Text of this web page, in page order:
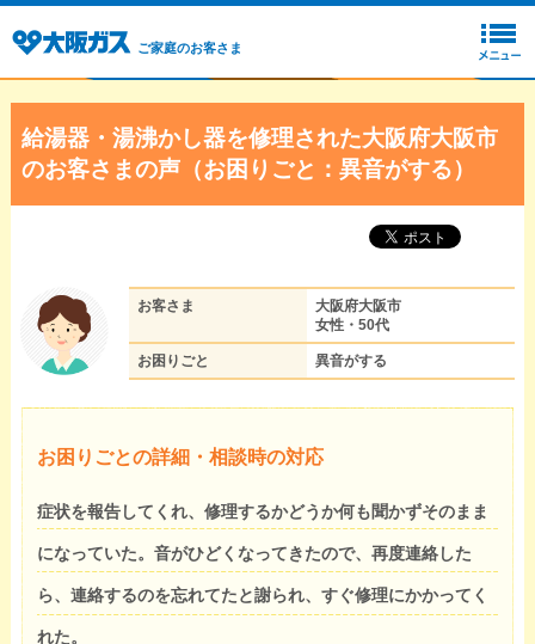
ご家庭のお客さま
給湯器・湯沸かし器を修理された大阪府大阪市
のお客さまの声（お困りごと：異音がする）
お客さま
大阪府大阪市
女性・50代
お困りごと 異音がする
お困りごとの詳細・相談時の対応
症状を報告してくれ、修理するかどうか何も聞かずそのまま
になっていた。音がひどくなってきたので、再度連絡した
ら、連絡するのを忘れてたと謝られ、すぐ修理にかかってく
れた。